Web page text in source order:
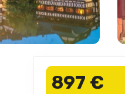
897 €